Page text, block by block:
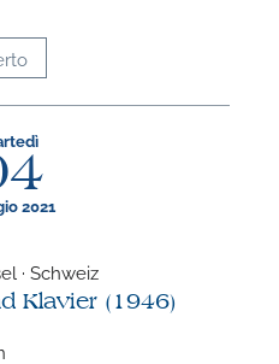
2021
· Schweiz
Klavier (1946)